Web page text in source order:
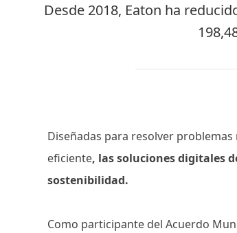
Desde 2018, Eaton ha
Diseñadas para resolver
eficiente, las soluciones digitales
sostenibilidad.
Como participante del Acuerdo